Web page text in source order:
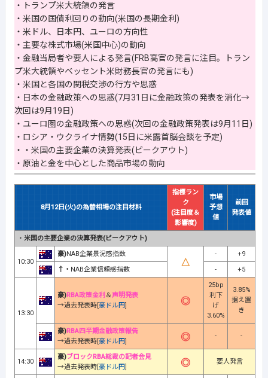
・トランプ米大統領の発言
・米国の国債利回りの動向(米国の長期金利)
・米ドル、日本円、ユーロの方向性
・主要な株式市場(米国中心)の動向
・金融当局者や要人による発言(FRB高官の発言に注目。トラン
プ米大統領やベッセント米財務長官の発言にも)
・米国と各国の関税交渉の行方や思惑
・日本の金融政策への思惑(7月31日に金融政策の発表を消化→
次回は9月19日)
・ユーロ圏の金融政策への思惑(次回の金融政策発表は9月11日)
・ロシア・ウクライナ情勢(15日に米露首脳会談を予定)
・・米国の主要企業の決算発表(ピークアウト)
・原油と金を中心とした商品市場の動向
8月12日(火)の為替相場の注目材料
指標ラン
ク
(注目度＆
影響度)
市場
予想
値
前回
発表値
・ 米国の主要企業の決算発表(ピークアウト)
10:30
豪)NAB企業景況感指数 -
+9
↑・ NAB企業信頼感指数 - +5
13:30
豪)RBA政策金利 ＆声明発表
→過去発表時[ 豪ドル円
25bp
利下
げ
3.60%
3.85%
据え置
き
豪)RBA四半期金融政策報告
→過去発表時[ 豪ドル円
- -
14:30
豪)ブロックRBA総裁の記者会見
→過去発表時[ 豪ドル円
要人発言